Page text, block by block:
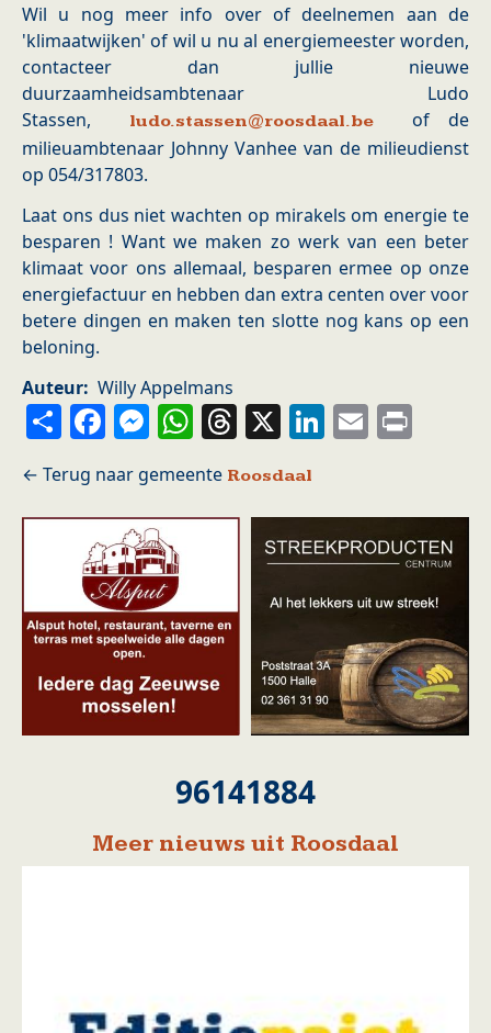
Wil u nog meer info over of deelnemen aan de
'klimaatwijken' of wil u nu al energiemeester worden,
contacteer dan jullie nieuwe
duurzaamheidsambtenaar Ludo
Stassen,
ludo.stassen@roosdaal.beof de
milieuambtenaar Johnny Vanhee van de milieudienst
op 054/317803.
Laat ons dus niet wachten op mirakels om energie te
besparen ! Want we maken zo werk van een beter
klimaat voor ons allemaal, besparen ermee op onze
energiefactuur en hebben dan extra centen over voor
betere dingen en maken ten slotte nog kans op een
beloning.
Auteur Willy Appelmans
ShareFacebook
Messenger
WhatsApp
Threads
X LinkedIn
Email
Roosdaal
96141884
Meer nieuws uit Roosdaal